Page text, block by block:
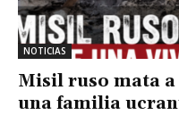
NOTICIAS
Misil ruso mata
una familia